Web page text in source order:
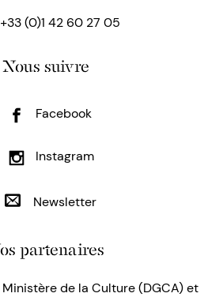
+33 (0)1 42 60 27 05
Nous suivre
Facebook
Instagram
Newsletter
partenaires
de la Culture (DGCA) et